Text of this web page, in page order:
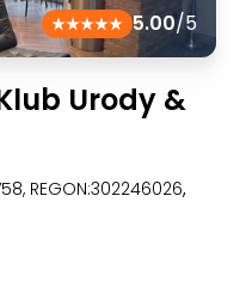
5.00/5
Urody &
REGON:302246026,